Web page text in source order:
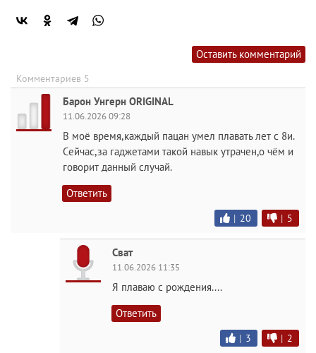
Оставить комментарий
Комментариев 5
Барон Унгерн ORIGINAL
11.06.2026 09:28
В моё время,каждый пацан умел плавать лет с 8и.
Сейчас,за гаджетами такой навык утрачен,о чём и
говорит данный случай.
Ответить
| 20 | 5
Сват
11.06.2026 11:35
Я плаваю с рождения....
Ответить
| 3 | 2